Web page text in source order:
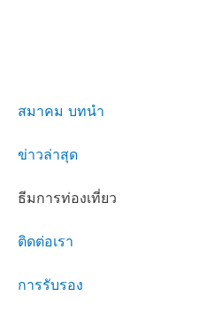
สมาคม บทนำ
ข่าวล่าสุด
ธีมการท่องเที่ยว
ติดต่อเรา
การรับรอง